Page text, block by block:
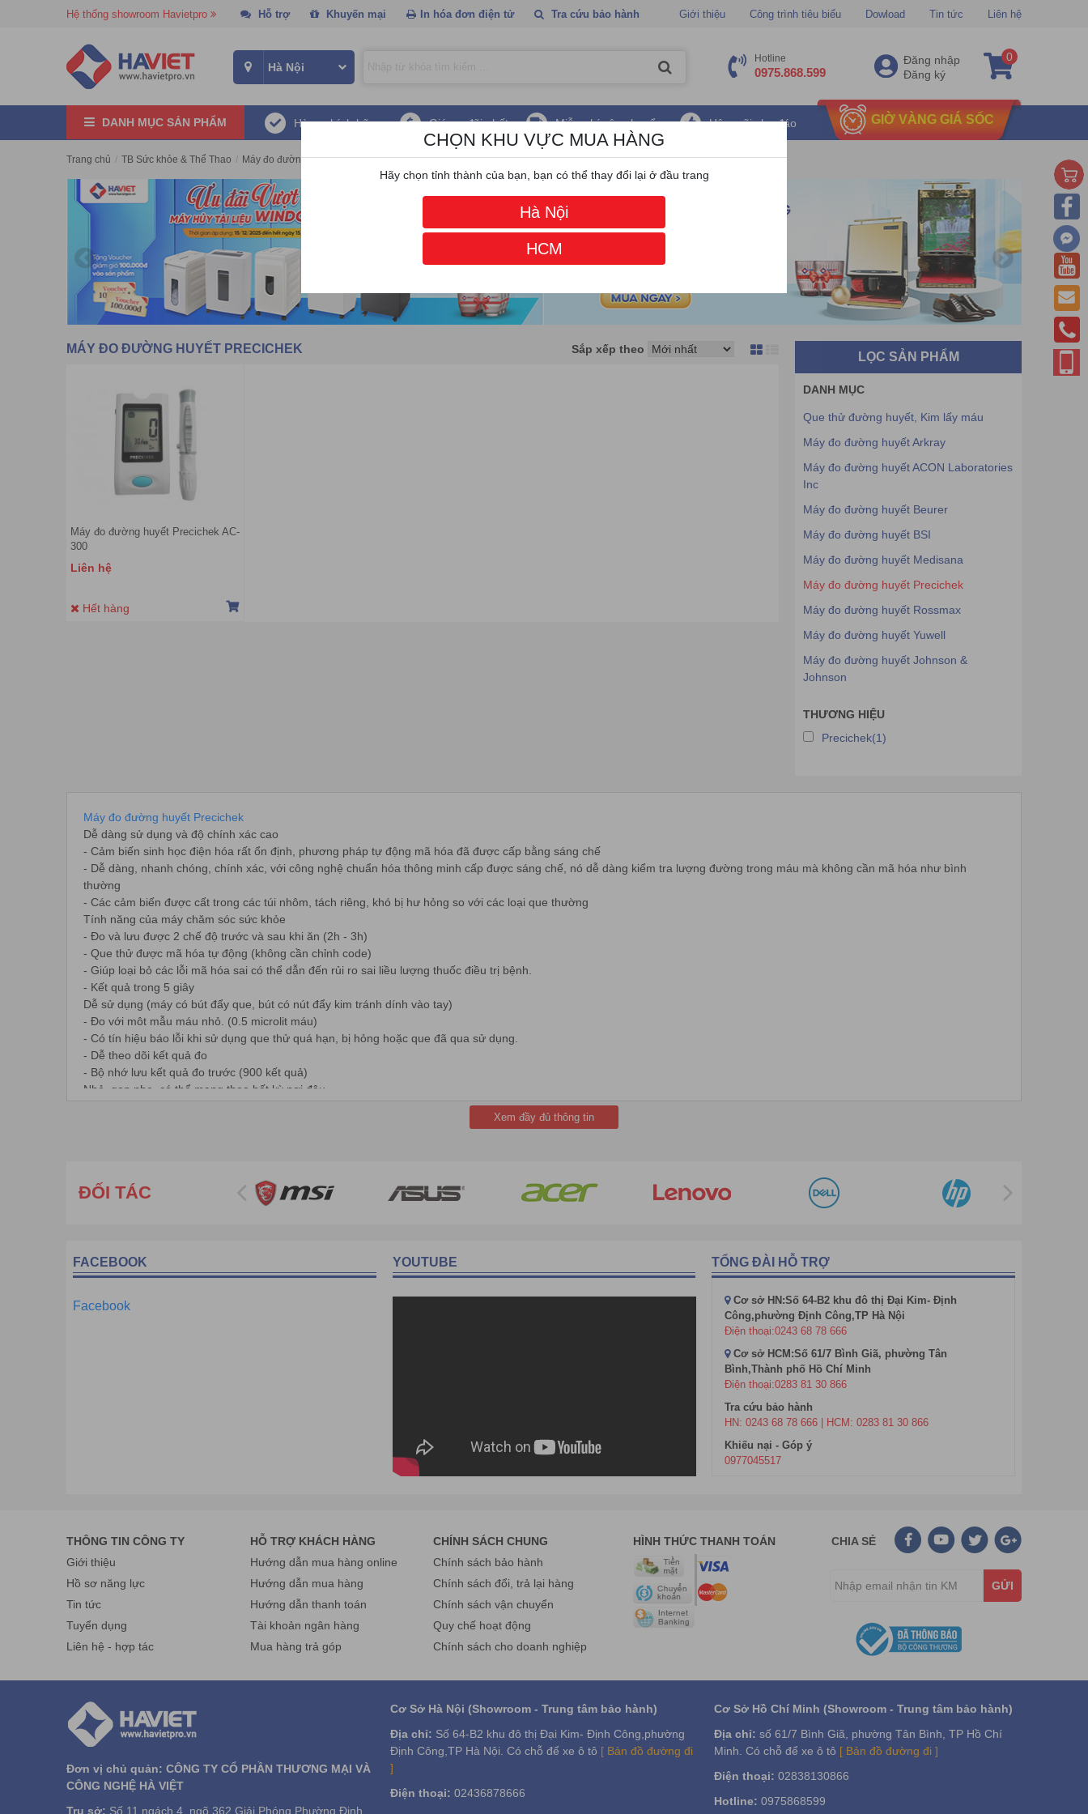
Hệ thống showroom Havietpro Hỗ trợ Khuyến mại In hóa đơn điện tử Tra cứu bảo hành Giới thiệu Công trình tiêu biểu Dowload Tin tức Liên hệ
Hotline
0975.868.599
Đăng nhập
Đăng ký
0
DANH MỤC SẢN PHẨM Hàng chính hãng Giá ưu đãi nhất Miễn phí vận chuyển Hậu mãi chu đáo GIỜ VÀNG GIÁ SỐC
Trang chủ / TB Sức khỏe & Thể Thao / Máy đo đường huyết / Máy đo đường huyết Precichek
MÁY ĐO ĐƯỜNG HUYẾT PRECICHEK Sắp xếp theo
Máy đo đường huyết Precichek AC-
300
Liên hệ
Hết hàng
LỌC SẢN PHẨM
DANH MỤC
Que thử đường huyết, Kim lấy máu
Máy đo đường huyết Arkray
Máy đo đường huyết ACON Laboratories
Inc
Máy đo đường huyết Beurer
Máy đo đường huyết BSI
Máy đo đường huyết Medisana
Máy đo đường huyết Precichek
Máy đo đường huyết Rossmax
Máy đo đường huyết Yuwell
Máy đo đường huyết Johnson &
Johnson
THƯƠNG HIỆU
Precichek(1)
Máy đo đường huyết Precichek
Dễ dàng sử dụng và độ chính xác cao
- Cảm biến sinh học điện hóa rất ổn định, phương pháp tự động mã hóa đã được cấp bằng sáng chế
- Dễ dàng, nhanh chóng, chính xác, với công nghệ chuẩn hóa thông minh cấp được sáng chế, nó dễ dàng kiểm tra lượng đường trong máu mà không cần mã hóa như bình
thường
- Các cảm biến được cất trong các túi nhôm, tách riêng, khó bị hư hỏng so với các loại que thường
Tính năng của máy chăm sóc sức khỏe
- Đo và lưu được 2 chế độ trước và sau khi ăn (2h - 3h)
- Que thử được mã hóa tự động (không cần chỉnh code)
- Giúp loại bỏ các lỗi mã hóa sai có thể dẫn đến rủi ro sai liều lượng thuốc điều trị bệnh.
- Kết quả trong 5 giây
Dễ sử dụng (máy có bút đẩy que, bút có nút đẩy kim tránh dính vào tay)
- Đo với môt mẫu máu nhỏ. (0.5 microlit máu)
- Có tín hiệu báo lỗi khi sử dụng que thử quá hạn, bị hỏng hoặc que đã qua sử dụng.
- Dễ theo dõi kết quả đo
- Bộ nhớ lưu kết quả đo trước (900 kết quả)
Nhỏ, gọn nhẹ, có thể mang theo bất kỳ nơi đâu
Đơn giản, dễ sử dụng mang lại hiệu quả cao trong việc điều trị và chăm sóc sức khỏe của người mắc tiểu đường là những giá trị mà
CÔNG TY CỔ PHẦN THƯƠNG MẠI VÀ CÔNG NGHỆ HÀ VIỆT
Trụ sở: Số 11, ngách 4, ngõ 362 ,Giải Phóng, P. Thịnh Liệt, Q. Hoàng Mai , TP Hà Nội.
Cơ sở HN: số 26 , ngõ 181 Trường Chinh, P. Khương Mai, Q. Thanh Xuân, Hà Nội.
Điện thoại: 024.36 878 666 Fax:024.322 168 55 Hotline: 0975 86 85 99
Điện thoại: 028 38 130 866 Fax: 024.322 168 55 Hotline: 0975 86 85 99
Email:info@havietpro.vn - Website:www.havietpro.vn www.facebook.com/havietpro
Xem đầy đủ thông tin
ĐỐI TÁC
FACEBOOK
Facebook
YOUTUBE TỔNG ĐÀI HỖ TRỢ
Cơ sở HN:Số 64-B2 khu đô thị Đại Kim- Định
Công,phường Định Công,TP Hà Nội
Điện thoại:0243 68 78 666
Cơ sở HCM:Số 61/7 Bình Giã, phường Tân
Bình,Thành phố Hồ Chí Minh
Điện thoại:0283 81 30 866
Tra cứu bảo hành
HN: 0243 68 78 666 | HCM: 0283 81 30 866
Khiếu nại - Góp ý
0977045517
THÔNG TIN CÔNG TY
Giới thiệu
Hồ sơ năng lực
Tin tức
Tuyển dụng
Liên hệ - hợp tác
HỖ TRỢ KHÁCH HÀNG
Hướng dẫn mua hàng online
Hướng dẫn mua hàng
Hướng dẫn thanh toán
Tài khoản ngân hàng
Mua hàng trả góp
CHÍNH SÁCH CHUNG
Chính sách bảo hành
Chính sách đổi, trả lại hàng
Chính sách vận chuyển
Quy chế hoạt động
Chính sách cho doanh nghiệp
HÌNH THỨC THANH TOÁN CHIA SẺ
GỬI
Đơn vị chủ quản: CÔNG TY CỔ PHẦN THƯƠNG MẠI VÀ
CÔNG NGHỆ HÀ VIỆT
Trụ sở: Số 11,ngách 4, ngõ 362 Giải Phóng,Phường Định
Cơ Sở Hà Nội (Showroom - Trung tâm bảo hành)
Địa chỉ: Số 64-B2 khu đô thị Đại Kim- Định Công,phường
Định Công,TP Hà Nội. Có chỗ để xe ô tô [ Bản đồ đường đi
]
Điện thoại: 02436878666
Cơ Sở Hồ Chí Minh (Showroom - Trung tâm bảo hành)
Địa chỉ: số 61/7 Bình Giã, phường Tân Bình, TP Hồ Chí
Minh. Có chỗ để xe ô tô [ Bản đồ đường đi ]
Điện thoại: 02838130866
Hotline: 0975868599
CHỌN KHU VỰC MUA HÀNG
Hãy chọn tỉnh thành của bạn, bạn có thể thay đổi lại ở đầu trang
Hà Nội
HCM